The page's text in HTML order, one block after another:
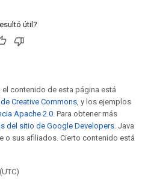
útil?
contenido de esta página está
Creative Commons, y los ejemplos
Apache 2.0. Para obtener más
del sitio de Google Developers. Java
o sus afiliados. Cierto contenido está